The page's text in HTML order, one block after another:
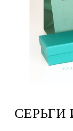
СЕРЬГИ